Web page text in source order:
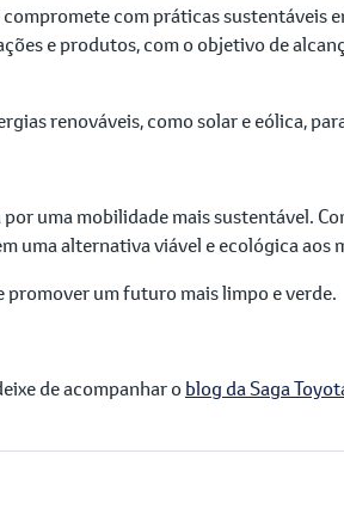
com práticas sustentáveis
e produtos, com o objetivo de
renováveis, como solar e eólica,
uma mobilidade mais sustentável.
uma alternativa viável e ecológica aos
promover um futuro mais limpo e verde.
de acompanhar o blog da Saga